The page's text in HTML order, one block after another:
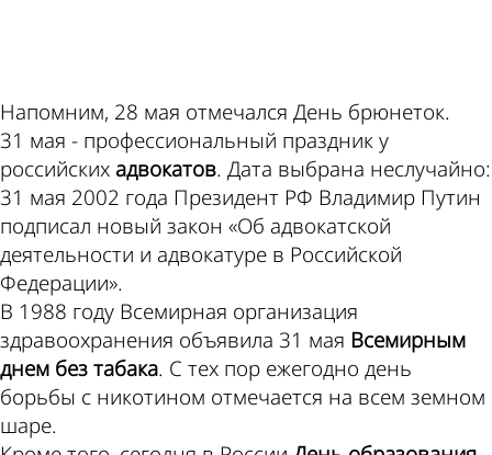
Напомним, 28 мая отмечался День брюнеток.
31 мая - профессиональный праздник у
российских адвокатов. Дата выбрана неслучайно:
31 мая 2002 года Президент РФ Владимир Путин
подписал новый закон «Об адвокатской
деятельности и адвокатуре в Российской
Федерации».
В 1988 году Всемирная организация
здравоохранения объявила 31 мая Всемирным
днем без табака. С тех пор ежегодно день
борьбы с никотином отмечается на всем земном
шаре.